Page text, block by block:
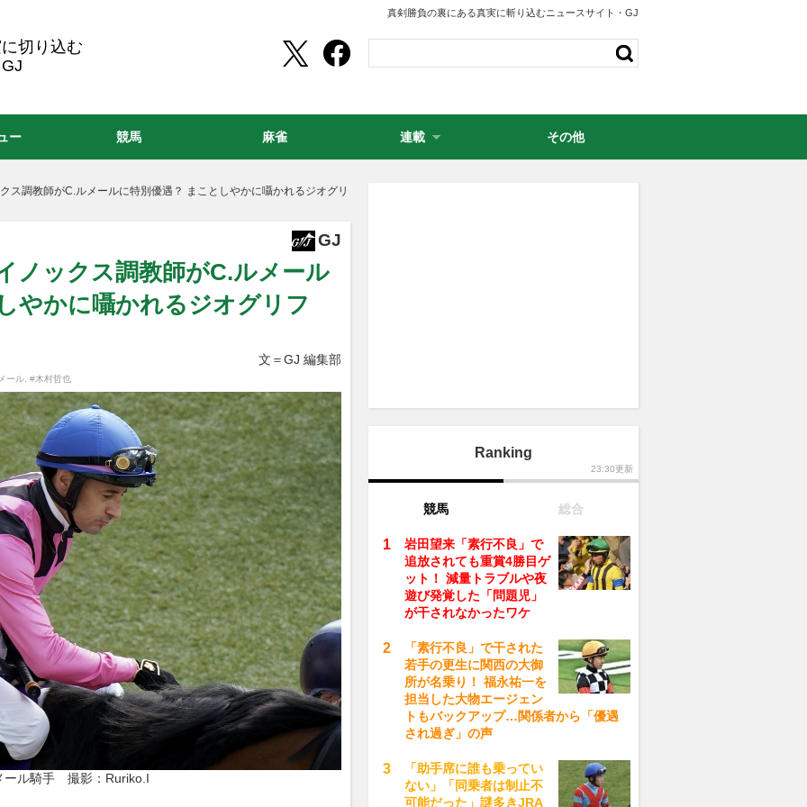
真剣勝負の裏にある真実に斬り込むニュースサイト・GJ
切り込む
ス調教師がC.ルメールに特別優遇？ まことしやかに囁かれるジオグリ
GJ
ノックス調教師がC.ルメール
やかに囁かれるジオグリフ
文＝GJ 編集部
ール #木村哲也
ール騎手　撮影：Ruriko.I
Ranking
23:30更新
競馬 総合
岩田望来「素行不良」で
追放されても重賞4勝目ゲ
ット！ 減量トラブルや夜
遊び発覚した「問題児」
が干されなかったワケ
「素行不良」で干された
若手の更生に関西の大御
所が名乗り！ 福永祐一を
担当した大物エージェン
トもバックアップ…関係者から「優遇
され過ぎ」の声
「助手席に誰も乗ってい
ない」「同乗者は制止不
可能だった」謎多きJRA
ー 競馬 麻雀 連載 その他